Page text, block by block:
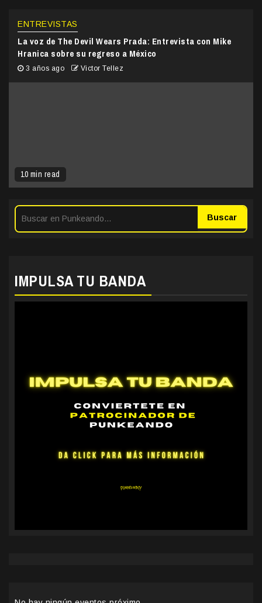
10 min read
ENTREVISTAS
La voz de The Devil Wears Prada: Entrevista con Mike
Hranica sobre su regreso a México
3 años ago Victor Tellez
Buscar
IMPULSA TU BANDA